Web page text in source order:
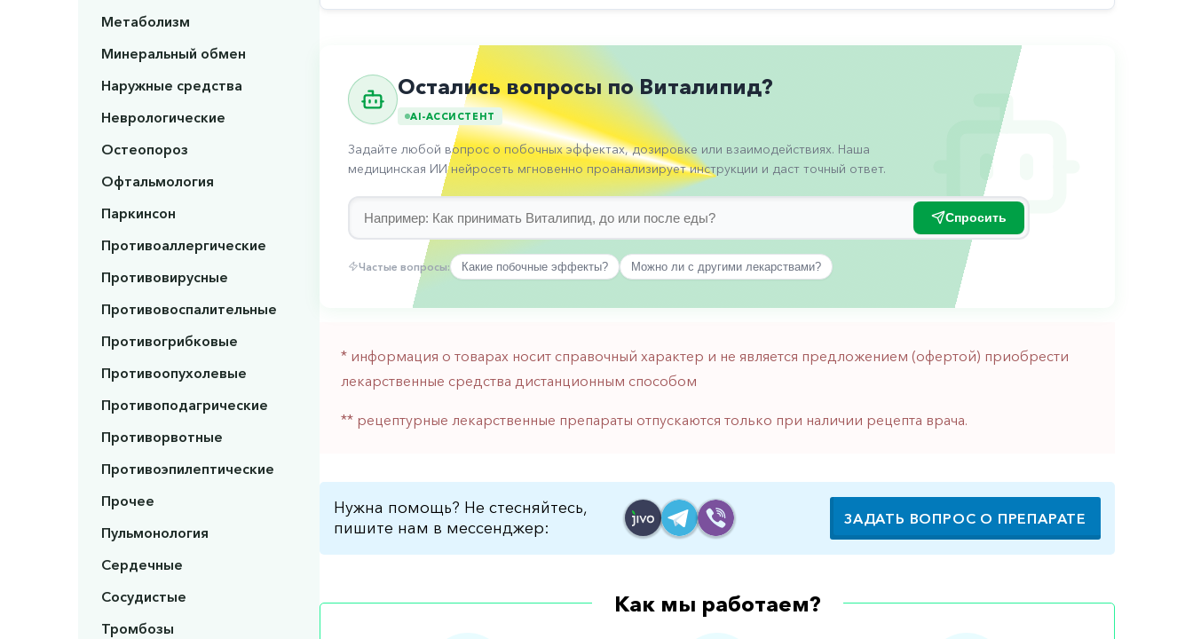
Метаболизм
Минеральный обмен
Наружные средства
Неврологические
Остеопороз
Офтальмология
Паркинсон
Противоаллергические
Противовирусные
Противовоспалительные
Противогрибковые
Противоопухолевые
Противоподагрические
Противорвотные
Противоэпилептические
Прочее
Пульмонология
Сердечные
Сосудистые
Тромбозы
Остались вопросы по Виталипид?
AI-АССИСТЕНТ
Задайте любой вопрос о побочных эффектах, дозировке или взаимодействиях. Наша
медицинская ИИ нейросеть мгновенно проанализирует инструкции и даст точный ответ.
Спросить
Частые вопросы: Какие побочные эффекты? Можно ли с другими лекарствами?
* информация о товарах носит справочный характер и не является предложением (офертой) приобрести
лекарственные средства дистанционным способом
** рецептурные лекарственные препараты отпускаются только при наличии рецепта врача.
Нужна помощь? Не стесняйтесь,
пишите нам в мессенджер:
ЗАДАТЬ ВОПРОС О ПРЕПАРАТЕ
Как мы работаем?